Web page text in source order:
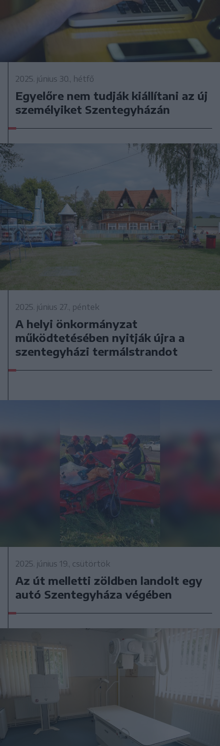
2025. június 30., hétfő
Egyelőre nem tudják kiállítani az új
személyiket Szentegyházán
2025. június 27., péntek
A helyi önkormányzat
működtetésében nyitják újra a
szentegyházi termálstrandot
2025. június 19., csütörtök
Az út melletti zöldben landolt egy
autó Szentegyháza végében